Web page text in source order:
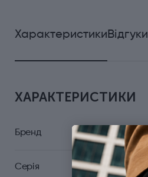
ХарактеристикиВідгуки
ХАРАКТЕРИСТИКИ
Бренд
Серія